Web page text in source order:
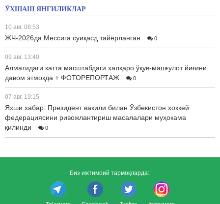
ЎХШАШ ЯНГИЛИКЛАР
10 авг, 08:53
ЖЧ-2026да Мессига суиқасд тайёрланган 0
09 авг, 13:40
Алматидаги катта масштабдаги халқаро ўқув-машғулот йиғини
давом этмоқда + ФОТОРЕПОРТАЖ
0
07 авг, 19:15
Яхши хабар: Президент вакили билан Ўзбекистон хоккей
федерациясини ривожлантириш масалалари муҳокама
қилинди
0
Биз ижтимоий тармоқларда::